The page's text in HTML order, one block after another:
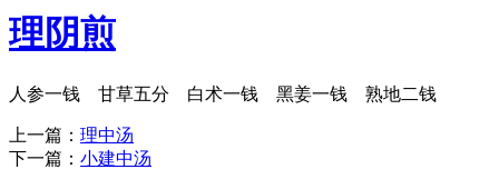
理阴煎
人参一钱 甘草五分 白术一钱 黑姜一钱 熟地二钱
上一篇： 理中汤
下一篇： 小建中汤